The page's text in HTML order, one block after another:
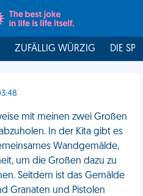
ZUFÄLLIG WÜRZIG DIE
mit meinen zwei Großen
In der Kita gibt es
Wandgemälde,
um die Großen dazu zu
Seitdem ist das Gemälde
Granaten und Pistolen